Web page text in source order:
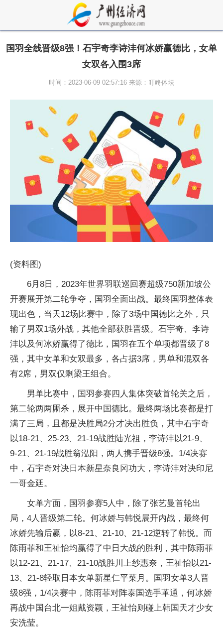
国羽全线晋级8强！石宇奇李诗沣何冰娇赢德比，女单
女双各入围3席
时间：2023-06-09 02:57:16 来源：叮咚体坛
(资料图)
6月8日，2023年世界羽联巡回赛超级750新加坡公
开赛展开第二轮争夺，国羽全面出战。最终国羽整体表
现出色，当天12场比赛中，除了3场中国德比之外，只
输了男双1场外战，其他全部获胜晋级。石宇奇、李诗
沣以及何冰娇赢得了德比，国羽在五个单项都晋级了8
强，其中女单和女双最多，各占据3席，男单和混双各
有2席，男双仅剩梁王组合。
男单比赛中，国羽参赛四人集体突破首轮关之后，
第二轮两两厮杀，展开中国德比。最终两场比赛都是打
满了三局，且都是决胜局2分才决出胜负，其中石宇奇
以18-21、25-23、21-19战胜陆光祖，李诗沣以21-9、
9-21、21-19战胜翁泓阳，两人携手晋级8强。1/4决赛
中，石宇奇对决日本新星奈良冈功大，李诗沣对决印尼
一哥金廷。
女单方面，国羽参赛5人中，除了张艺曼首轮出
局，4人晋级第二轮。何冰娇与韩悦展开内战，最终何
冰娇先输后赢，以8-21、21-10、21-12逆转了韩悦。而
陈雨菲和王祉怡均赢得了中日大战的胜利，其中陈雨菲
以12-21、21-17、21-10战胜川上纱惠奈，王祉怡以21-
13、21-8轻取日本女单新星仁平菜月。国羽女单3人晋
级8强，1/4决赛中，陈雨菲对阵泰国选手革通，何冰娇
再战中国台北一姐戴资颖，王祉怡则碰上韩国天才少女
安洗莹。